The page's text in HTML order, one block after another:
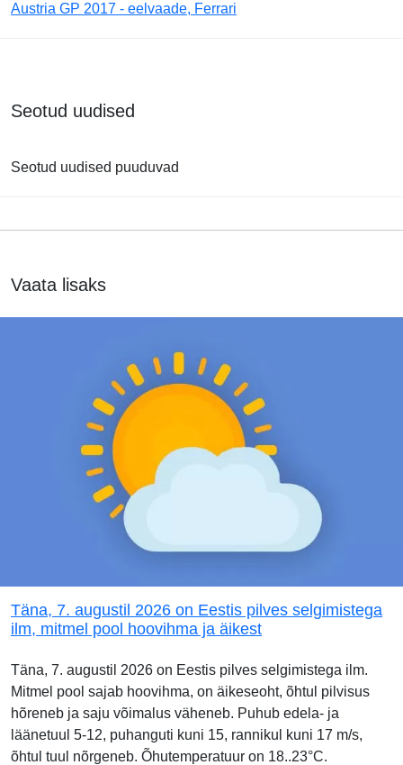
Austria GP 2017 - eelvaade, Ferrari
Seotud uudised
Seotud uudised puuduvad
Vaata lisaks
Täna, 7. augustil 2026 on Eestis pilves selgimistega
ilm, mitmel pool hoovihma ja äikest
Täna, 7. augustil 2026 on Eestis pilves selgimistega ilm.
Mitmel pool sajab hoovihma, on äikeseoht, õhtul pilvisus
hõreneb ja saju võimalus väheneb. Puhub edela- ja
läänetuul 5-12, puhanguti kuni 15, rannikul kuni 17 m/s,
õhtul tuul nõrgeneb. Õhutemperatuur on 18..23°C.